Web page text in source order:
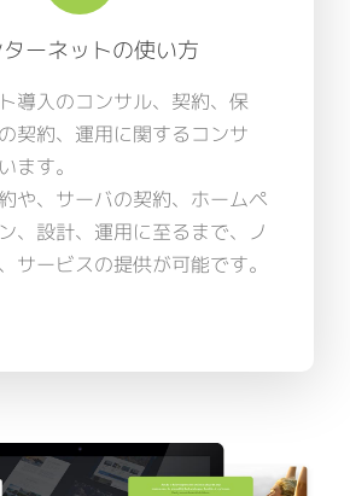
ーネットの使い方
導入のコンサル、契約、保
契約、運用に関するコンサ
ます。
や、サーバの契約、ホームペ
、設計、運用に至るまで、ノ
サービスの提供が可能です。